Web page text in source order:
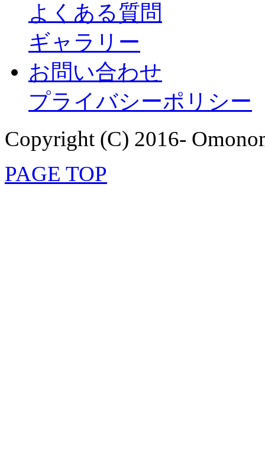
よくある質問
ギャラリー
お問い合わせ
プライバシーポリシー
Copyright (C) 2016-
PAGE TOP